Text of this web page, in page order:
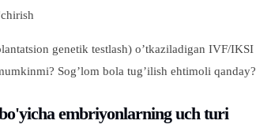
genetik testlash) o’tkaziladigan IVF/
Sog’lom bola tug’ilish ehtimoli
embriyonlarning uch turi